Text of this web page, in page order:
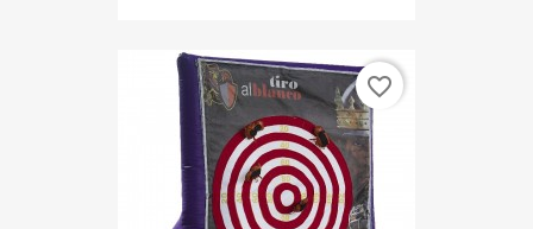
favorite_border